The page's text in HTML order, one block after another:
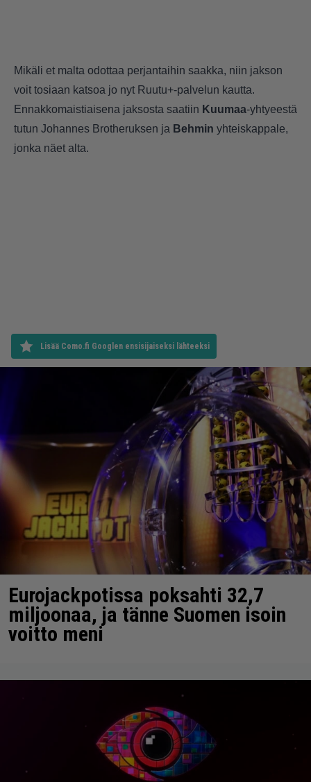
Mikäli et malta odottaa perjantaihin saakka, niin jakson
voit tosiaan katsoa jo nyt Ruutu+-palvelun kautta.
Ennakkomaistiaisena jaksosta saatiin Kuumaa-yhtyeestä
tutun Johannes Brotheruksen ja Behmin yhteiskappale,
jonka näet alta.
Lisää Como.fi Googlen ensisijaiseksi lähteeksi
Eurojackpotissa poksahti 32,7
miljoonaa, ja tänne Suomen isoin
voitto meni